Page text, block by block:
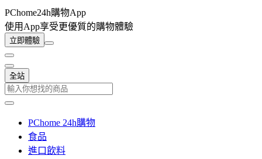
PChome24h購物App
使用App享受更優質的購物體驗
立即體驗
全站
PChome 24h購物
食品
進口飲料